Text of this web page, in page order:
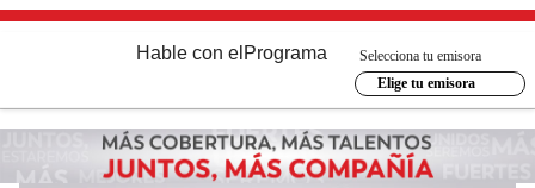
Hable con el Programa
Selecciona tu emisora
Elige tu emisora